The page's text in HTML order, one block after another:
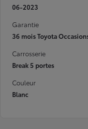
06-2023
Garantie
36 mois Toyota
Carrosserie
Break 5 portes
Couleur
Blanc